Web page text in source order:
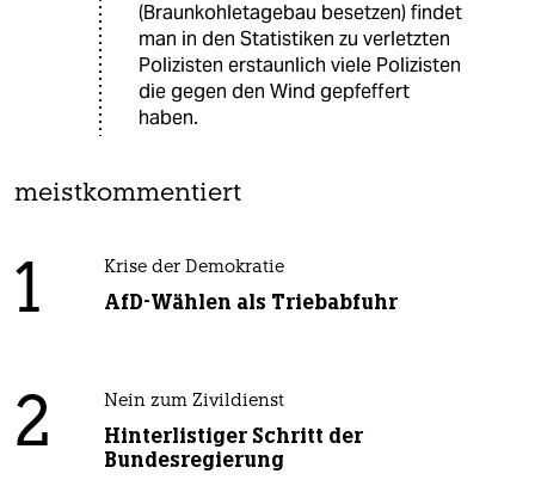
(Braunkohletagebau besetzen) findet
man in den Statistiken zu verletzten
Polizisten erstaunlich viele Polizisten
die gegen den Wind gepfeffert
haben.
meistkommentiert
1 Krise der Demokratie
AfD-Wählen als Triebabfuhr
2 Nein zum Zivildienst
Hinterlistiger Schritt der
Bundesregierung